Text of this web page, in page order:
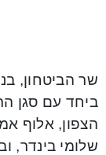
שר הביטחון,
ביחד עם סגן
שלומי בינדר,